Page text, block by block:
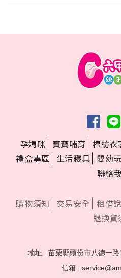
孕媽咪 寶寶哺育 棉紡衣
禮盒專區
生活寢具 嬰幼
聯絡
購物須知 交易安全 租借
退換貨
地址 : 苗栗縣頭份市八德一路
信箱 :